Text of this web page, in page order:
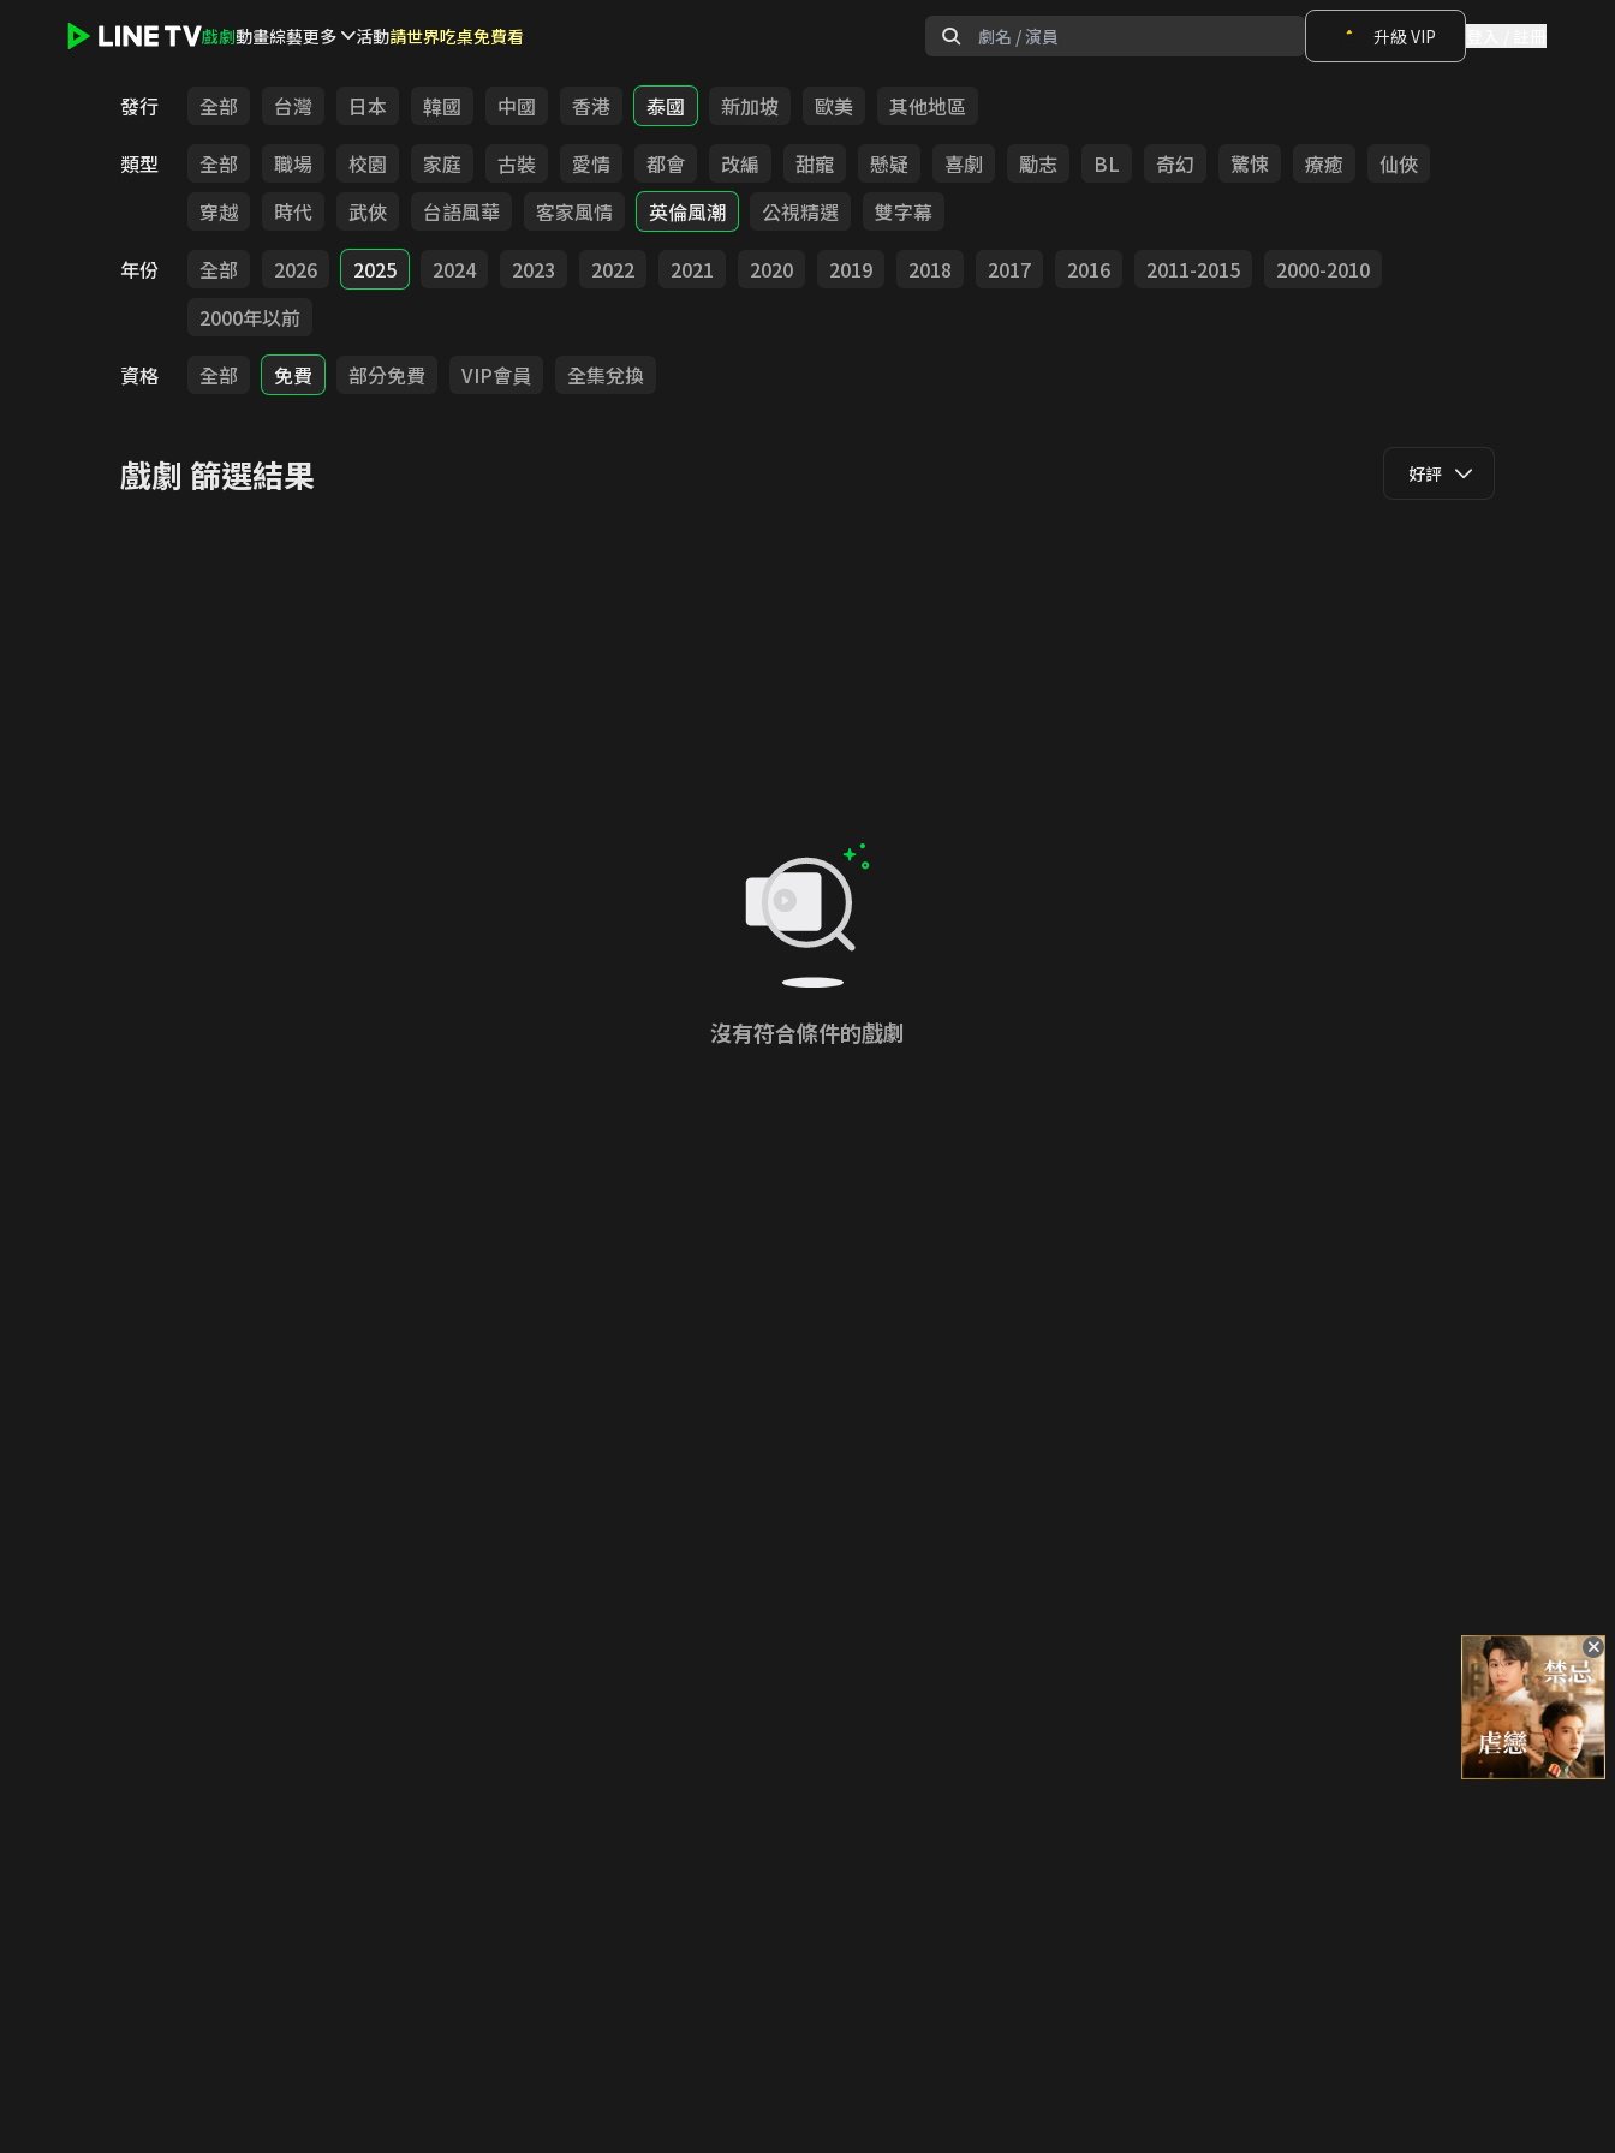
戲劇動畫綜藝更多 活動請世界吃桌免費看 升級 VIP
發行 全部 台灣 日本 韓國 中國 香港 泰國 新加坡 歐美
其他地區
類型
全部 職場 校園 家庭 古裝 愛情 都會 改編 甜寵 懸疑 喜劇 勵志 BL 奇幻 驚悚 療癒
仙俠
穿越
時代 武俠 台語風華 客家風情 英倫風潮 公視精選
雙字幕
年份
全部 2026 2025 2024 2023 2022 2021 2020 2019 2018 2017 2016 2011-2015
2000-2010
2000年以前
資格
全部 免費 部分免費 VIP會員 全集兌換
戲劇 篩選結果 好評
沒有符合條件的戲劇